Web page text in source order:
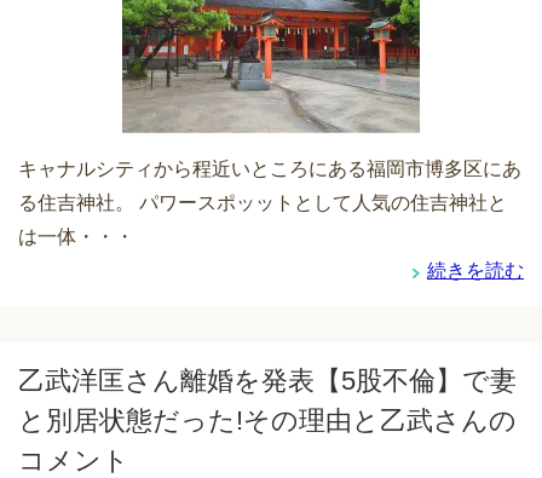
キャナルシティから程近いところにある福岡市博多区にあ
る住吉神社。 パワースポッットとして人気の住吉神社と
は一体・・・
続きを読む
乙武洋匡さん離婚を発表【5股不倫】で妻
と別居状態だった!その理由と乙武さんの
コメント